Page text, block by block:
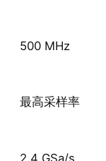
500 MHz
最高采样率